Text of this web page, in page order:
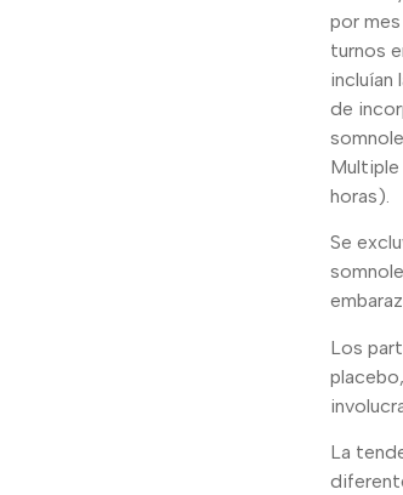
por
turnos
incluían
de
horas).
Se
Los
La